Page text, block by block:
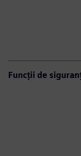
Funcții de